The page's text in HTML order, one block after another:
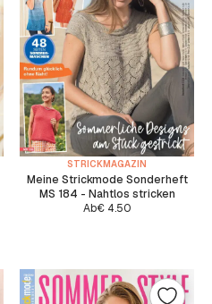
STRICKMAGAZIN
Meine Strickmode Sonderheft
MS 184 - Nahtlos stricken
Ab€4.50